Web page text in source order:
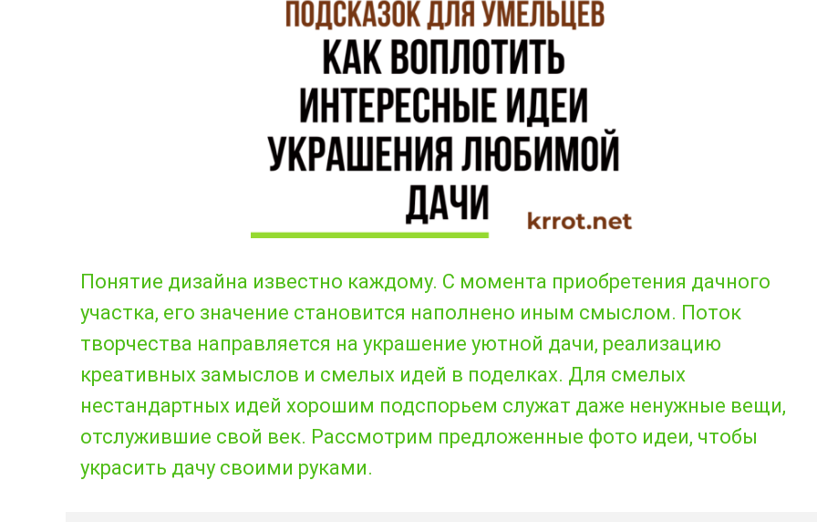
Понятие дизайна известно каждому. С момента приобретения дачного
участка, его значение становится наполнено иным смыслом. Поток
творчества направляется на украшение уютной дачи, реализацию
креативных замыслов и смелых идей в поделках. Для смелых
нестандартных идей хорошим подспорьем служат даже ненужные вещи,
отслужившие свой век. Рассмотрим предложенные фото идеи, чтобы
украсить дачу своими руками.